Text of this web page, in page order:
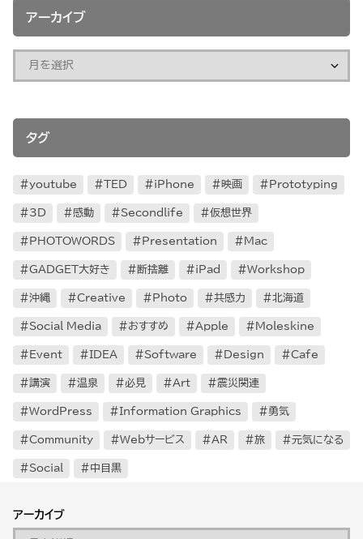
アーカイブ
タグ
youtube TED iPhone 映画 Prototyping
3D 感動 Secondlife 仮想世界
PHOTOWORDS Presentation Mac
GADGET大好き 断捨離 iPad Workshop
沖縄 Creative Photo 共感力 北海道
Social Media おすすめ Apple Moleskine
Event IDEA Software Design Cafe
講演 温泉 必見 Art 震災関連
WordPress Information Graphics 勇気
Community Webサービス AR 旅 元気になる
Social 中目黒
アーカイブ